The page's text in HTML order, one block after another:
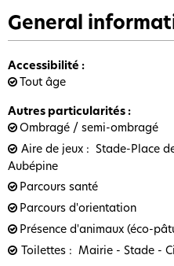
General
Accessibilité :
Tout âge
Autres particularités :
Ombragé / semi-ombragé
Aire de jeux
Stade-Place
Aubépine
Parcours santé
Parcours d'orientation
Présence d'animaux (éco-
Toilettes
Mairie - Stade -